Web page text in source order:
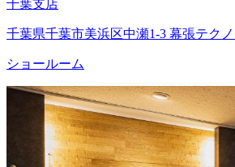
千葉支店
千葉県千葉市美浜区中瀬1-3 幕張テク
ショールーム